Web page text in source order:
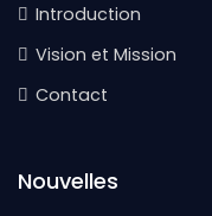
Introduction
Vision et Mission
Contact
Nouvelles